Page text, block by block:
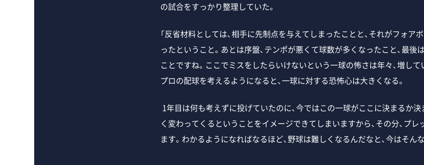
の試合をすっかり整理していた。
「反省材料としては、相手に先制点を与えてしまったことと、それがフォア
ったということ。あとは序盤、テンポが悪くて球数が多くなったこと、最
ことですね。ここでミスをしたらいけないという一球の怖さは年々、増して
プロの配球を考えるようになると、一球に対する恐怖心は大きくなる。
1年目は何も考えずに投げていたのに、今ではこの一球がここに決まるか
く変わってくるということをイメージできてしまいますから、その分、プ
ます。わかるようになればなるほど、野球は難しくなるんだなと、今はそん